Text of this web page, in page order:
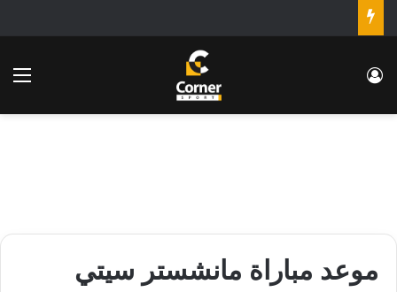
تسجيل الدخول
موعد مباراة مانشستر سيتي